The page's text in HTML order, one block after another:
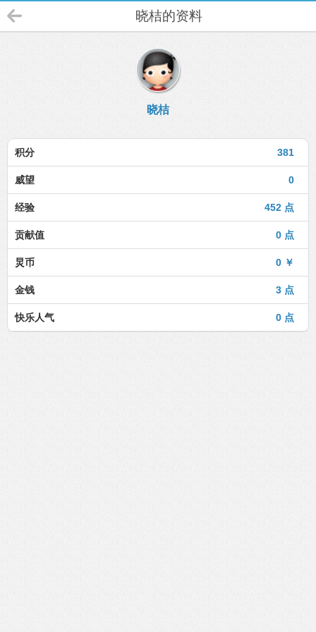
晓桔的资料
晓桔
381
积分
0
威望
452 点
经验
0 点
贡献值
0 ￥
炅币
3 点
金钱
0 点
快乐人气